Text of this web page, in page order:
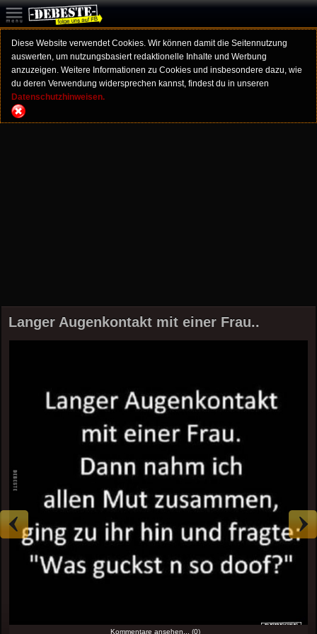
Diese Website verwendet Cookies. Wir können damit die Seitennutzung
auswerten, um nutzungsbasiert redaktionelle Inhalte und Werbung
anzuzeigen. Weitere Informationen zu Cookies und insbesondere dazu, wie
du deren Verwendung widersprechen kannst, findest du in unseren
Datenschutzhinweisen.
Langer Augenkontakt mit einer Frau..
Kommentare ansehen... (0)